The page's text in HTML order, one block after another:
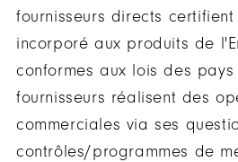
fournisseurs directs
incorporé aux produits de
conformes aux lois des
fournisseurs réalisent des
commerciales via ses
contrôles/programmes de